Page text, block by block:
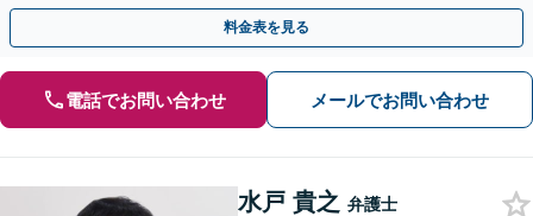
提案します【夜間や休日相談も対応可能】
料金表を見る
電話でお問い合わせ メールでお問い合わせ
水戸 貴之 弁護士